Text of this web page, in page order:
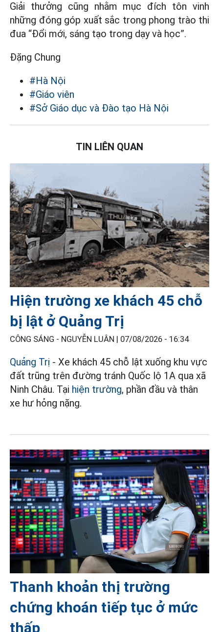
Giải thưởng cũng nhằm mục đích tôn vinh
những đóng góp xuất sắc trong phong trào thi
đua “Đổi mới, sáng tạo trong dạy và học”.
Đặng Chung
#Hà Nội
#Giáo viên
#Sở Giáo dục và Đào tạo Hà Nội
TIN LIÊN QUAN
Hiện trường xe khách 45 chỗ
bị lật ở Quảng Trị
CÔNG SÁNG - NGUYỄN LUÂN | 07/08/2026 - 16:34
Quảng Trị - Xe khách 45 chỗ lật xuống khu vực
đất trũng trên đường tránh Quốc lộ 1A qua xã
Ninh Châu. Tại hiện trường, phần đầu và thân
xe hư hỏng nặng.
Thanh khoản thị trường
chứng khoán tiếp tục ở mức
thấp